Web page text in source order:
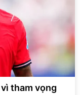
tham vọng